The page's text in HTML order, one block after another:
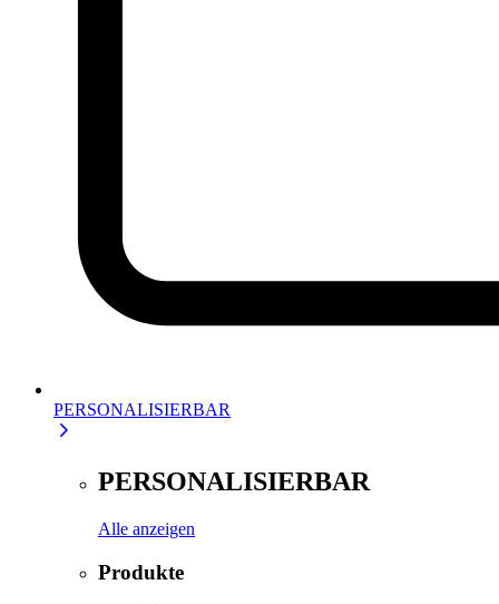
PERSONALISIERBAR
PERSONALISIERBAR
Alle anzeigen
Produkte